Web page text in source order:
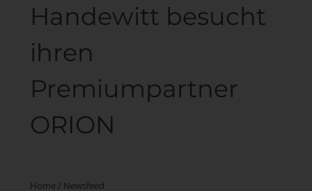
Handewitt besucht
ihren
Premiumpartner
ORION
Home / Newsfeed